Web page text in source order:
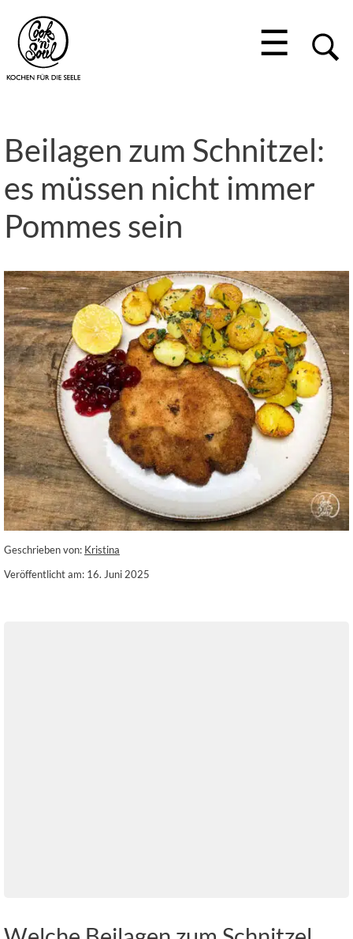
☰
Beilagen zum Schnitzel:
es müssen nicht immer
Pommes sein
Geschrieben von: Kristina
Veröffentlicht am: 16. Juni 2025